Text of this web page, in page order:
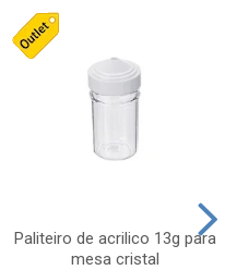
Paliteiro de acrilico 13g para
mesa cristal